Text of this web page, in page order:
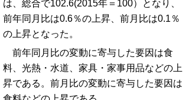
は、総合で102.6(2015年＝100）となり、
前年同月比は0.6％の上昇、前月比は0.1％
の上昇となった。
前年同月比の変動に寄与した要因は食
料、光熱・水道、家具・家事用品などの上
昇である。前月比の変動に寄与した要因は